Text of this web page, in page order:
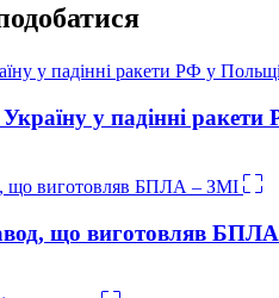
у падінні
що виготовляв